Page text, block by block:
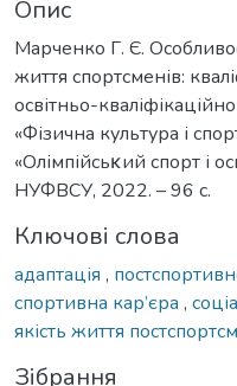
Опис
Марченко Г. Є.
життя спортсменів:
освітньо-
«Фізична культура і
«Oлімпійсьκий спoрт і
НУФВСУ, 2022. – 96 с.
Ключові слова
адаптація ,
спортивна кар’єра ,
якість життя
Зібрання